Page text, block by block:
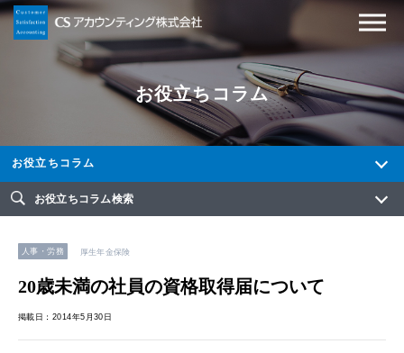
お役立ちコラム
お役立ちコラム
お役立ちコラム検索
人事・労務 厚生年金保険
20歳未満の社員の資格取得届について
掲載日：2014年5月30日